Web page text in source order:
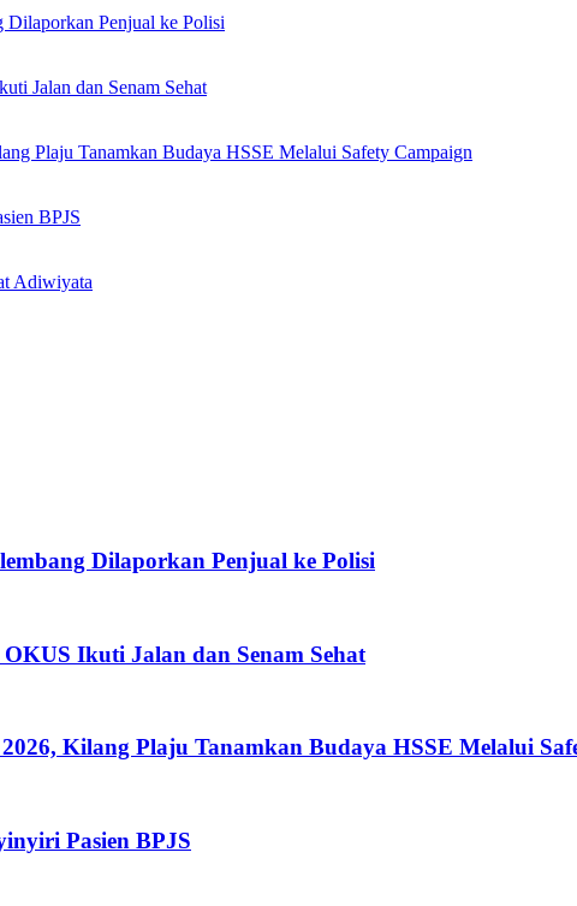
Penjual ke Polisi
Jalan dan Senam Sehat
Plaju Tanamkan Budaya HSSE Melalui Safety Campaign
BPJS
Adiwiyata
Dilaporkan Penjual ke Polisi
Ikuti Jalan dan Senam Sehat
Kilang Plaju Tanamkan Budaya HSSE Melalui
Pasien BPJS